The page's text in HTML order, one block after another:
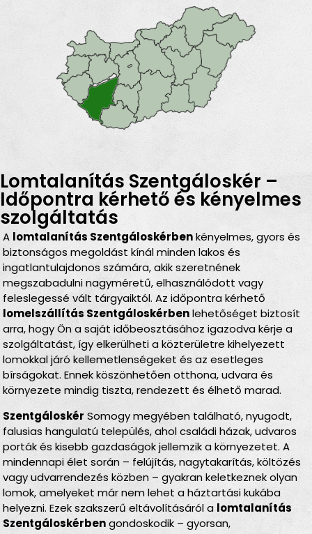
Lomtalanítás Szentgáloskér –
Időpontra kérhető és kényelmes
szolgáltatás
A lomtalanítás Szentgáloskérbenkényelmes, gyors és
biztonságos megoldást kínál minden lakos és
ingatlantulajdonos számára, akik szeretnének
megszabadulni nagyméretű, elhasználódott vagy
feleslegessé vált tárgyaiktól. Az időpontra kérhető
lomelszállítás Szentgáloskérbenlehetőséget biztosít
arra, hogy Ön a saját időbeosztásához igazodva kérje a
szolgáltatást, így elkerülheti a közterületre kihelyezett
lomokkal járó kellemetlenségeket és az esetleges
bírságokat. Ennek köszönhetően otthona, udvara és
környezete mindig tiszta, rendezett és élhető marad.
Szentgáloskér Somogy megyében található, nyugodt,
falusias hangulatú település, ahol családi házak, udvaros
porták és kisebb gazdaságok jellemzik a környezetet. A
mindennapi élet során – felújítás, nagytakarítás, költözés
vagy udvarrendezés közben – gyakran keletkeznek olyan
lomok, amelyeket már nem lehet a háztartási kukába
helyezni. Ezek szakszerű eltávolításáról a lomtalanítás
Szentgáloskérbengondoskodik – gyorsan,